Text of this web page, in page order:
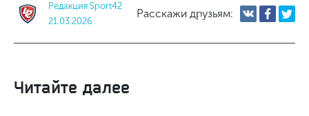
Редакция Sport42
21.03.2026
Расскажи друзьям:
Читайте далее